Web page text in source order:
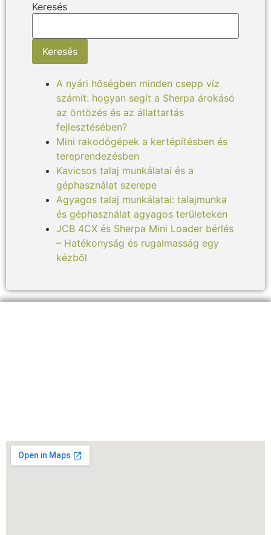
Keresés
Keresés
A nyári hőségben minden csepp víz
számít: hogyan segít a Sherpa árokásó
az öntözés és az állattartás
fejlesztésében?
Mini rakodógépek a kertépítésben és
tereprendezésben
Kavicsos talaj munkálatai és a
géphasználat szerepe
Agyagos talaj munkálatai: talajmunka
és géphasználat agyagos területeken
JCB 4CX és Sherpa Mini Loader bérlés
– Hatékonyság és rugalmasság egy
kézből